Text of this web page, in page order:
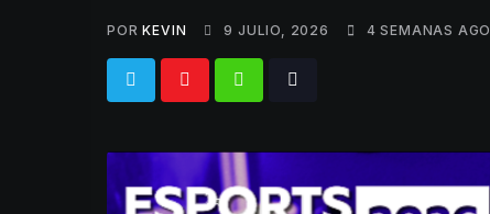
POR KEVIN 9 JULIO, 2026 4 SEMANAS AGO
WhatsappTiktok